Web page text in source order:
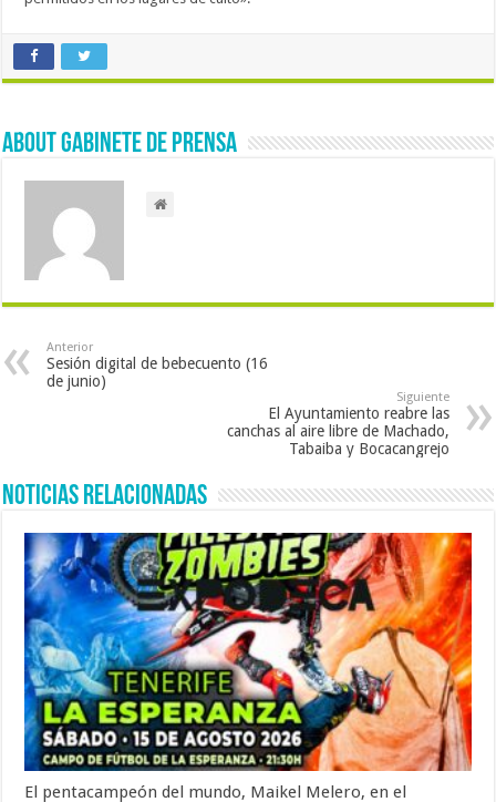
About Gabinete de Prensa
Anterior
Sesión digital de bebecuento (16
de junio)
Siguiente
El Ayuntamiento reabre las
canchas al aire libre de Machado,
Tabaiba y Bocacangrejo
Noticias Relacionadas
El pentacampeón del mundo, Maikel Melero, en el